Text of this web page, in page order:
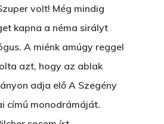
volt! Még mindig
kapna a néma sirályt
A miénk amúgy reggel
azt, hogy az ablak
adja elő A Szegény
című monodrámáját.